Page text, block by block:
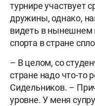
турнире участвует
дружины, однако,
видеть в нынешнем
спорта в стране
– В целом, со
стране надо что-то
Сидельников. –
уровне. У меня